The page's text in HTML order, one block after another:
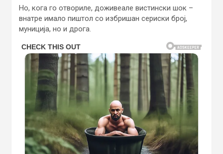
Но, кога го отвориле, доживеале вистински шок –
внатре имало пиштол со избришан сериски број,
муниција, но и дрога.